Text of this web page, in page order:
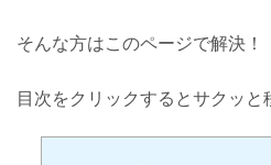
そんな方はこのページで解決！
目次をクリックするとサクッと